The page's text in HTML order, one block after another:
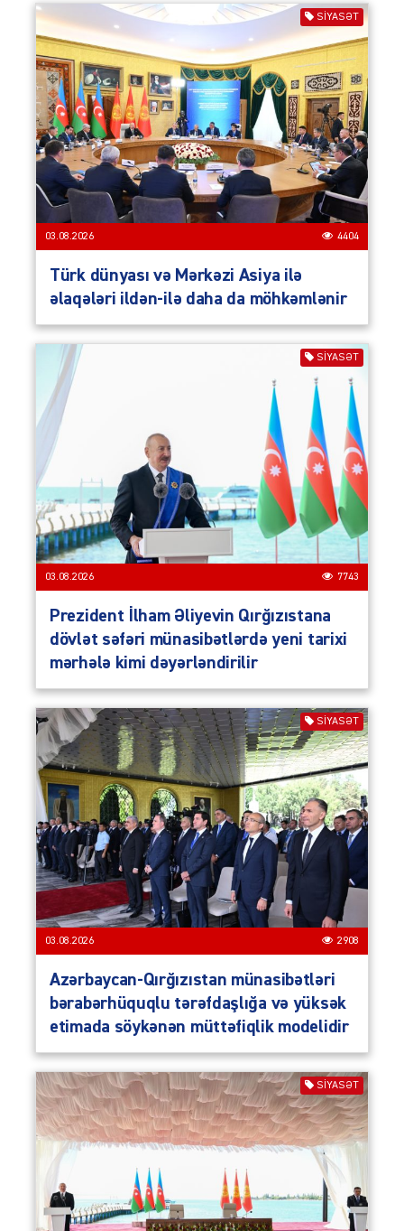
SIYASƏT
03.08.2026 4404
Türk dünyası və Mərkəzi Asiya ilə
əlaqələri ildən-ilə daha da möhkəmlənir
SIYASƏT
03.08.2026 7743
Prezident İlham Əliyevin Qırğızıstana
dövlət səfəri münasibətlərdə yeni tarixi
mərhələ kimi dəyərləndirilir
SIYASƏT
03.08.2026 2908
Azərbaycan-Qırğızıstan münasibətləri
bərabərhüquqlu tərəfdaşlığa və yüksək
etimada söykənən müttəfiqlik modelidir
SIYASƏT